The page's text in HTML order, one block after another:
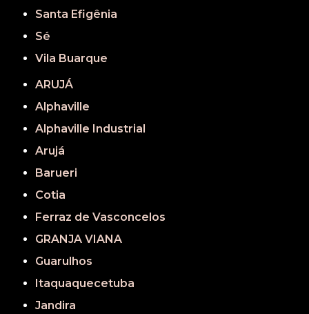
Santa Efigênia
Sé
Vila Buarque
ARUJÁ
Alphaville
Alphaville Industrial
Arujá
Barueri
Cotia
Ferraz de Vasconcelos
GRANJA VIANA
Guarulhos
Itaquaquecetuba
Jandira